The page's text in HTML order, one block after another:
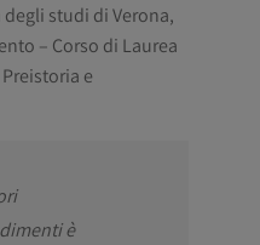
studi di Verona,
– Corso di Laurea
e
è